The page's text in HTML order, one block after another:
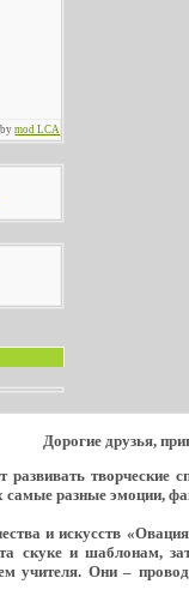
bymod LCA
Дорогие друзья,
творческие
разные эмоции,
и искусств
скуке и шаблонам,
учителя. Они –